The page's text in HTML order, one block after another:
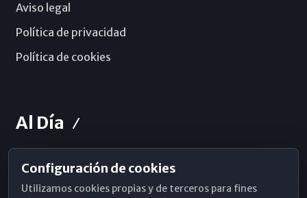
Aviso legal
Política de privacidad
Política de cookies
Al Día
Horarios de Misa
Configuración de cookies
Utilizamos cookies propias y de terceros para fines